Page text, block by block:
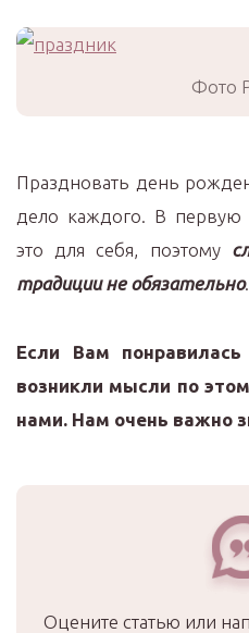
Фото
Праздновать день
дело каждого. В первую
это для себя, поэтому
традиции не обязательно.
Если Вам
возникли мысли по
нами. Нам очень важно
Оцените статью или